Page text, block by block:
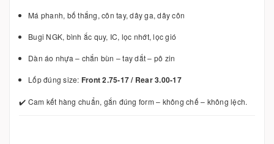
Má phanh, bố thắng, côn tay, dây ga, dây côn
Bugi NGK, bình ắc quy, IC, lọc nhớt, lọc gió
Dàn áo nhựa – chắn bùn – tay dắt – pô zin
Lốp đúng size: Front 2.75-17 / Rear 3.00-17
✔️ Cam kết hàng chuẩn, gắn đúng form – không chế – không lệch.